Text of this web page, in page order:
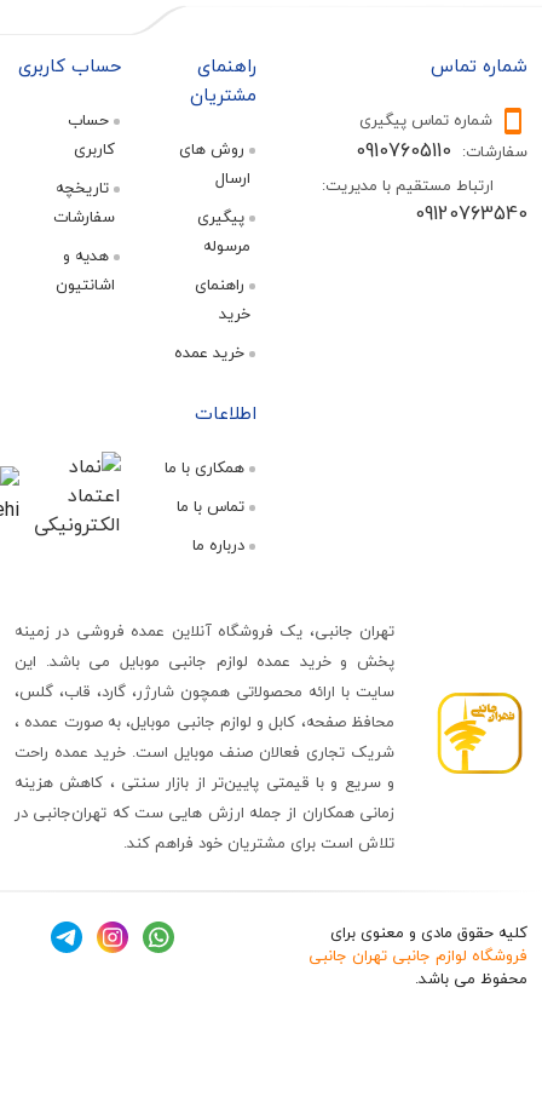
تماس پیگیری
09107605110
مستقیم با مدیریت:
روش های
خرید عمده
حساب کاربری
کاربری
همکاری با ما
تماس با ما
تهران جانبی، یک فروشگاه آنلاین عمده فروشی در زمینه
پخش و خرید عمده لوازم جانبی موبایل می باشد. این
سایت با ارائه محصولاتی همچون شارژر، گارد، قاب، گلس،
محافظ صفحه، کابل و لوازم جانبی موبایل، به صورت عمده ،
شریک تجاری فعالان صنف موبایل است. خرید عمده راحت
و سریع و با قیمتی پایین‌تر از بازار سنتی ، کاهش هزینه
زمانی همکاران از جمله ارزش هایی ست که تهران‌جانبی در
تلاش است برای مشتریان خود فراهم کند.
مادی و معنوی برای
جانبی تهران جانبی
باشد.